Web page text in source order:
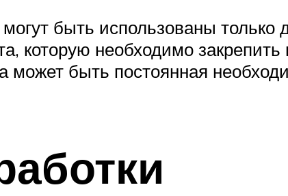
быть использованы только
которую необходимо
может быть постоянная